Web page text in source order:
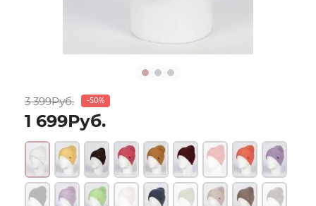
3 399Руб. -50%
1 699Руб.